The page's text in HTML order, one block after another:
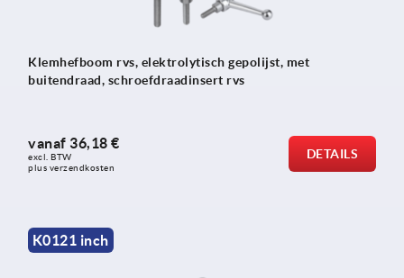
Klemhefboom rvs, elektrolytisch gepolijst, met
buitendraad, schroefdraadinsert rvs
vanaf 36,18 €
excl. BTW
plus verzendkosten
DETAILS
K0121 inch